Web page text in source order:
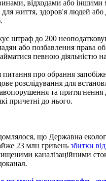
відходами або іншими
життя, здоров'я людей або
штраф до 200
або позбавлення права
певною діяльністю
питання про обрання
розслідування для
та притягнення
причетні до нього.
що Державна
23 млн гривень збитки
каналізаційними